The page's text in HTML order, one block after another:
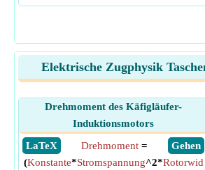
Elektrische Zugphysik
Drehmoment des Käfigläufer-
Induktionsmotors
​ LaTeX
​ Gehen
Drehmoment =
(Konstante*Stromspannung^2*Rotorwid